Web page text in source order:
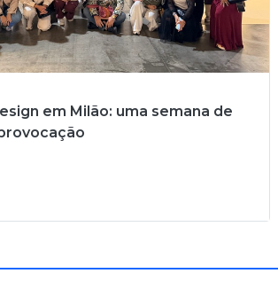
em Milão: uma semana de